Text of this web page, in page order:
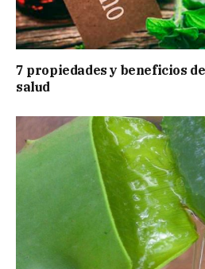
7 propiedades y beneficios
salud